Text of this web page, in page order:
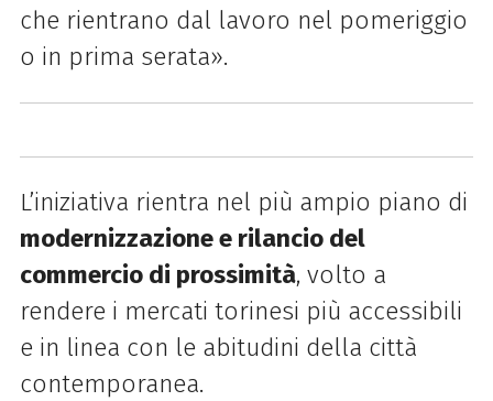
che rientrano dal lavoro nel pomeriggio
o in prima serata».
L’iniziativa rientra nel più ampio piano di
modernizzazione e rilancio del
commercio di prossimità, volto a
rendere i mercati torinesi più accessibili
e in linea con le abitudini della città
contemporanea.